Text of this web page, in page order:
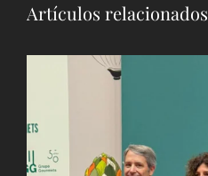
Artículos relacionados